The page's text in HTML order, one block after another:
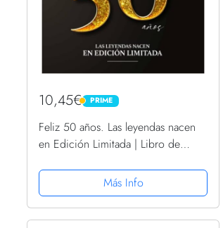
10,45€ PRIME
PRIME
Feliz 50 años. Las leyendas nacen
en Edición Limitada | Libro de
Dedicatorias y Fotos (Incluye Frases
y Citas sobre los 50 años)
Más Info